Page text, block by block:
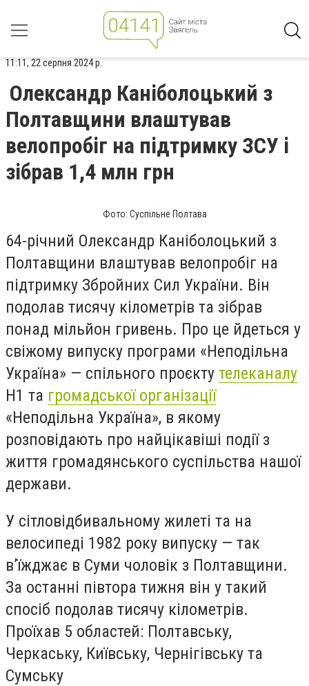
11:11, 22 серпня 2024 р.
Олександр Каніболоцький з
Полтавщини влаштував
велопробіг на підтримку ЗСУ і
зібрав 1,4 млн грн
Фото: Суспільне Полтава
64-річний Олександр Каніболоцький з
Полтавщини влаштував велопробіг на
підтримку Збройних Сил України. Він
подолав тисячу кілометрів та зібрав
понад мільйон гривень. Про це йдеться у
свіжому випуску програми «Неподільна
Україна» — спільного проєкту телеканалу
Н1 та громадської організації
«Неподільна Україна», в якому
розповідають про найцікавіші події з
життя громадянського суспільства нашої
держави.
У сітловідбивальному жилеті та на
велосипеді 1982 року випуску — так
в’їжджає в Суми чоловік з Полтавщини.
За останні півтора тижня він у такий
спосіб подолав тисячу кілометрів.
Проїхав 5 областей: Полтавську,
Черкаську, Київську, Чернігівську та
Сумську